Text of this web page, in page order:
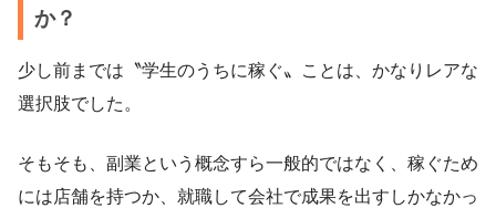
か？
少し前までは〝学生のうちに稼ぐ〟ことは、かなりレアな
選択肢でした。
そもそも、副業という概念すら一般的ではなく、稼ぐため
には店舗を持つか、就職して会社で成果を出すしかなかっ